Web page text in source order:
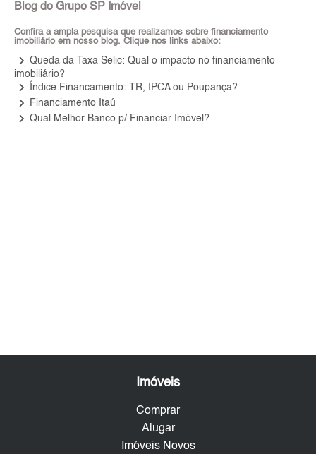
Blog do Grupo SP Imóvel
Confira a ampla pesquisa que realizamos sobre financiamento
imobiliário em nosso blog. Clique nos links abaixo:
keyboard_arrow_right Queda da Taxa Selic: Qual o impacto no financiamento
imobiliário?
keyboard_arrow_right Índice Financamento: TR, IPCA ou Poupança?
keyboard_arrow_right Financiamento Itaú
keyboard_arrow_right Qual Melhor Banco p/ Financiar Imóvel?
Imóveis
Comprar
Alugar
Imóveis Novos